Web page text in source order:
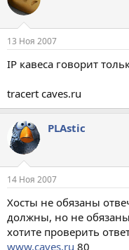
13 Ноя 2007
IP кавеса говорит
tracert caves.ru
PLAstic
14 Ноя 2007
Хосты не обязаны
должны, но не
хотите проверить
www.caves.ru 80